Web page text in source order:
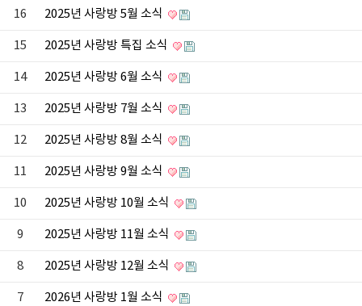
16 2025년 사랑방 5월 소식
15 2025년 사랑방 특집 소식
14 2025년 사랑방 6월 소식
13 2025년 사랑방 7월 소식
12 2025년 사랑방 8월 소식
11 2025년 사랑방 9월 소식
10 2025년 사랑방 10월 소식
9 2025년 사랑방 11월 소식
8 2025년 사랑방 12월 소식
7 2026년 사랑방 1월 소식